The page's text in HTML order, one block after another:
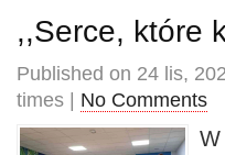
,,Serce, które
Published on 24 lis,
times | No Comments